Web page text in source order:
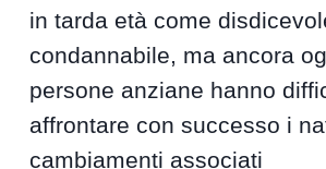
in tarda età come
condannabile, ma ancora
persone anziane hanno
affrontare con successo i
cambiamenti associati